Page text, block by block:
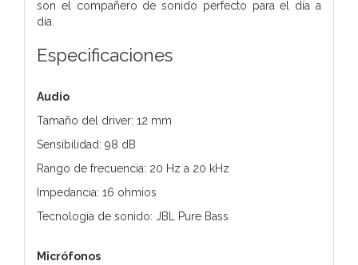
son el compañero de sonido perfecto para el día a
día.
Especificaciones
Audio
Tamaño del driver: 12 mm
Sensibilidad: 98 dB
Rango de frecuencia: 20 Hz a 20 kHz
Impedancia: 16 ohmios
Tecnología de sonido: JBL Pure Bass
Micrófonos